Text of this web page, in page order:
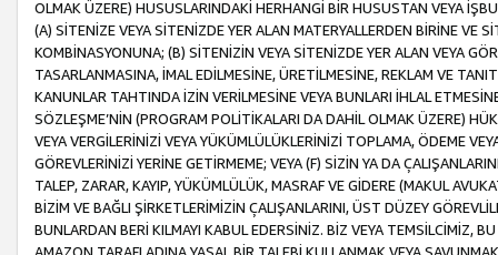
OLMAK ÜZERE) HUSUSLARINDAKİ HERHANGİ BİR HUSUSTAN VEYA
(A) SİTENİZE VEYA SİTENİZDE YER ALAN MATERYALLERDEN BİRİNE VE
KOMBİNASYONUNA; (B) SİTENİZİN VEYA SİTENİZDE YER ALAN VEYA
TASARLANMASINA, İMAL EDİLMESİNE, ÜRETİLMESİNE, REKLAM VE
KANUNLAR TAHTINDA İZİN VERİLMESİNE VEYA BUNLARI İHLAL
SÖZLEŞME’NİN (PROGRAM POLİTİKALARI DA DAHİL OLMAK ÜZERE)
VEYA VERGİLERİNİZİ VEYA YÜKÜMLÜLÜKLERİNİZİ TOPLAMA, ÖDEME
GÖREVLERİNİZİ YERİNE GETİRMEME; VEYA (F) SİZİN YA DA
TALEP, ZARAR, KAYIP, YÜKÜMLÜLÜK, MASRAF VE GİDERE (MAKUL
BİZİM VE BAĞLI ŞİRKETLERİMİZİN ÇALIŞANLARINI, ÜST DÜZEY
BUNLARDAN BERİ KILMAYI KABUL EDERSİNİZ. BİZ VEYA TEMSİLCİMİZ,
AMAZON TARAFI ADINA YASAL BİR TALEBİ KULLANMAK VEYA